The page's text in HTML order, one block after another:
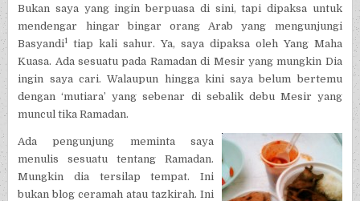
Bukan saya yang ingin berpuasa di sini, tapi dipaksa untuk
mendengar hingar bingar orang Arab yang mengunjungi
Basyandi1
tiap kali sahur. Ya, saya dipaksa oleh Yang Maha
Kuasa. Ada sesuatu pada Ramadan di Mesir yang mungkin Dia
ingin saya cari. Walaupun hingga kini saya belum bertemu
dengan ‘mutiara’ yang sebenar di sebalik debu Mesir yang
muncul tika Ramadan.
Ada pengunjung meminta saya
menulis sesuatu tentang Ramadan.
Mungkin dia tersilap tempat. Ini
bukan blog ceramah atau tazkirah. Ini